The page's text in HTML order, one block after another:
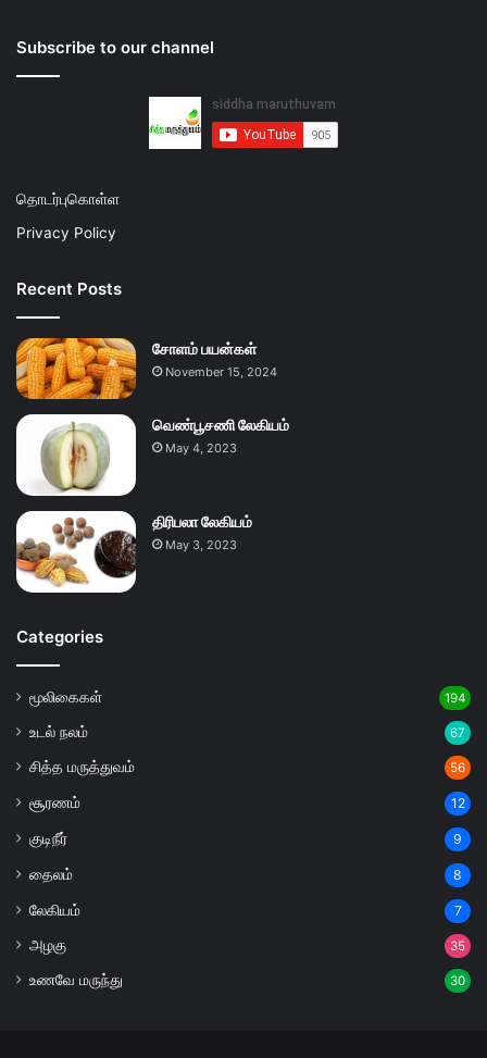
Subscribe to our channel
தொடர்புகொள்ள
Privacy Policy
Recent Posts
சோளம் பயன்கள்
November 15, 2024
வெண்பூசணி லேகியம்
May 4, 2023
திரிபலா லேகியம்
May 3, 2023
Categories
மூலிகைகள் 194
உடல் நலம் 67
சித்த மருத்துவம் 56
சூரணம் 12
குடிநீர் 9
தைலம் 8
லேகியம் 7
அழகு 35
உணவே மருந்து 30